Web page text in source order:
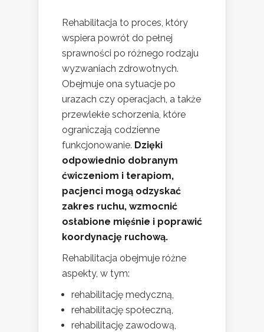
Rehabilitacja to proces, który
wspiera powrót do pełnej
sprawności po różnego rodzaju
wyzwaniach zdrowotnych.
Obejmuje ona sytuacje po
urazach czy operacjach, a także
przewlekłe schorzenia, które
ograniczają codzienne
funkcjonowanie. Dzięki
odpowiednio dobranym
ćwiczeniom i terapiom,
pacjenci mogą odzyskać
zakres ruchu, wzmocnić
osłabione mięśnie i poprawić
koordynację ruchową.
Rehabilitacja obejmuje różne
aspekty, w tym:
rehabilitację medyczną,
rehabilitację społeczną,
rehabilitację zawodową,